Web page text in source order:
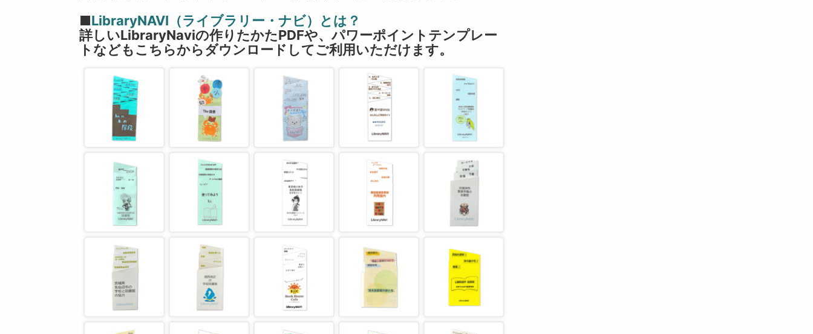
■LibraryNAVI（ライブラリー・ナビ）とは？
詳しいLibraryNaviの作りたかたPDFや、パワーポイントテンプレー
トなどもこちらからダウンロードしてご利用いただけます。